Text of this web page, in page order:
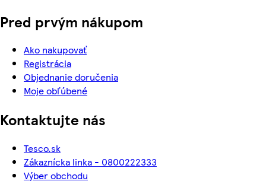
Pred prvým nákupom
Ako nakupovať
Registrácia
Objednanie doručenia
Moje obľúbené
Kontaktujte nás
Tesco.sk
Zákaznícka linka - 0800222333
Výber obchodu